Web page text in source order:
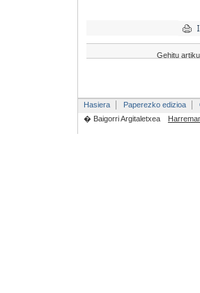
Gehitu
Hasiera Paperezko edizioa
� Baigorri Argitaletxea